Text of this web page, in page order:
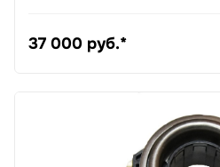
37 000 руб.*